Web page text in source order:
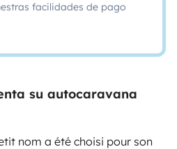
facilidades de pago
su autocaravana
nom a été choisi pour son